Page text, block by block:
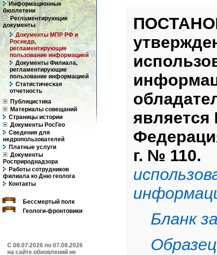
Информационные
бюллетени
Регламентирующие
документы
Документы МПР РФ и
Роснедр,
регламентирующие
пользование информацией
Документы Филиала,
регламентирующие
пользование информацией
Статистическая
отчетность
Публицистика
Материалы совещаний
Страницы истории
Документы РосГео
Сведения для
недропользователей
Платные услуги
Документы
Росприроднадзора
Работы сотрудников
филиала ко Дню геолога
Контакты
Бессмертый полк
Геологи-фронтовики
C 08.07.2026 по 07.08.2026
на сайте обновлений не
является
г. № 110.
Бланк
Образец